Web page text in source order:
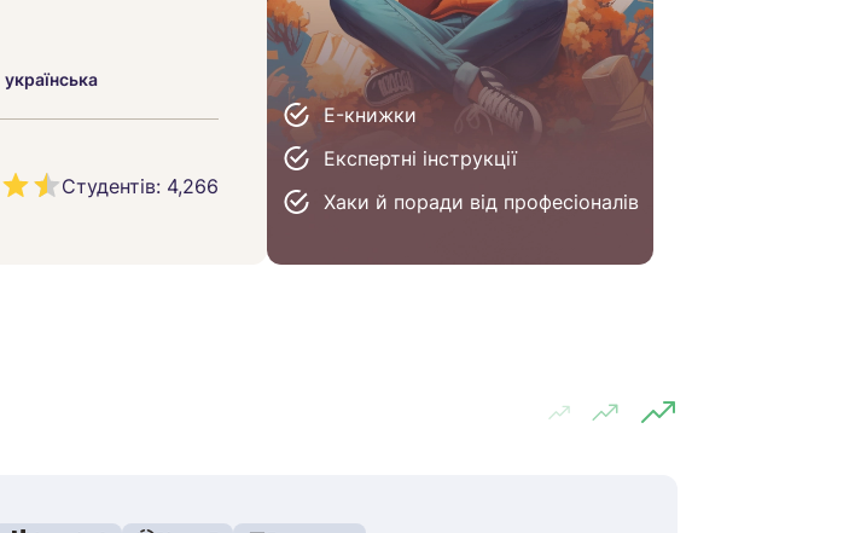
українська
Студентів: 4,266
E-книжки
Експертні інструкції
Хаки й поради від професіоналів